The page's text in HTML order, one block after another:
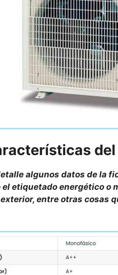
del
algunos datos de la
etiquetado energético o
entre otras cosas